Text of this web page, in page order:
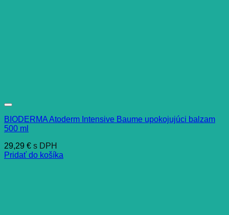
BIODERMA Atoderm Intensive Baume upokojujúci balzam
500 ml
29,29 € s DPH
Pridať do košíka